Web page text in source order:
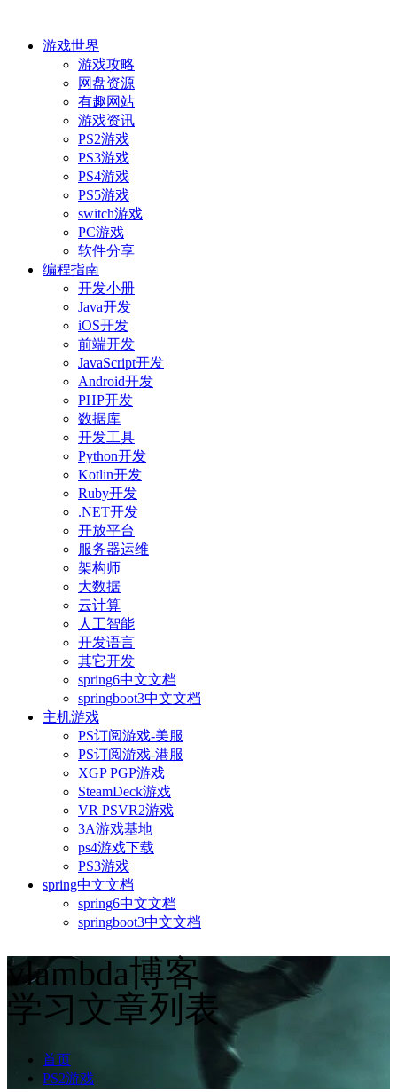
游戏世界
游戏攻略
网盘资源
有趣网站
游戏资讯
PS2游戏
PS3游戏
PS4游戏
PS5游戏
switch游戏
PC游戏
软件分享
编程指南
开发小册
Java开发
iOS开发
前端开发
JavaScript开发
Android开发
PHP开发
数据库
开发工具
Python开发
Kotlin开发
Ruby开发
.NET开发
开放平台
服务器运维
架构师
大数据
云计算
人工智能
开发语言
其它开发
spring6中文文档
springboot3中文文档
主机游戏
PS订阅游戏-美服
PS订阅游戏-港服
XGP PGP游戏
SteamDeck游戏
VR PSVR2游戏
3A游戏基地
ps4游戏下载
PS3游戏
spring中文文档
spring6中文文档
springboot3中文文档
vlambda博客
学习文章列表
首页
PS2游戏